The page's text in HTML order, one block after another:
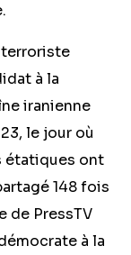
terroriste
à la
iranienne
le jour où
étatiques ont
148 fois
de PressTV
à la